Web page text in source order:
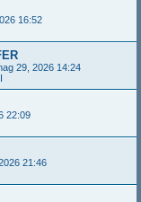
16:52
29, 2026 14:24
22:09
21:46